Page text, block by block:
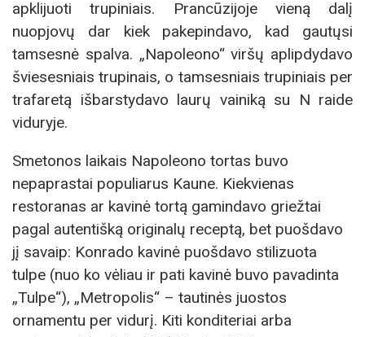
apklijuoti trupiniais. Prancūzijoje vieną dalį
nuopjovų dar kiek pakepindavo, kad gautųsi
tamsesnė spalva. „Napoleono“ viršų aplipdydavo
šviesesniais trupinais, o tamsesniais trupiniais per
trafaretą išbarstydavo laurų vainiką su N raide
viduryje.
Smetonos laikais Napoleono tortas buvo
nepaprastai populiarus Kaune. Kiekvienas
restoranas ar kavinė tortą gamindavo griežtai
pagal autentišką originalų receptą, bet puošdavo
jį savaip: Konrado kavinė puošdavo stilizuota
tulpe (nuo ko vėliau ir pati kavinė buvo pavadinta
„Tulpe“), „Metropolis“ – tautinės juostos
ornamentu per vidurį. Kiti konditeriai arba